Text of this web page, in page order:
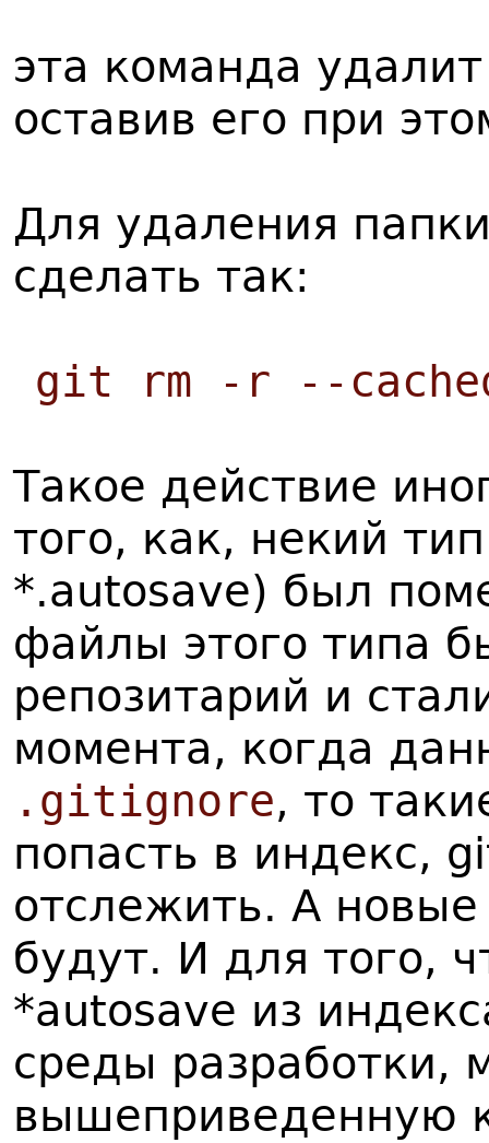
эта команда
оставив его при
Для удаления
сделать так:
git rm -r --
Такое действие
того, как, некий
*.autosave) был
файлы этого типа
репозитарий и
момента, когда
.gitignore, то
попасть в индекс,
отслежить. А
будут. И для того,
*autosave из
среды разработки,
вышеприведенную